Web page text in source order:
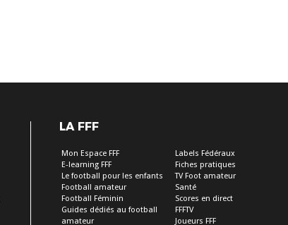
LA FFF
Mon Espace FFF
E-learning FFF
Le football pour les enfants
Football amateur
Football Féminin
Guides dédiés au football
amateur
Labels Fédéraux
Fiches pratiques
TV Foot amateur
Santé
Scores en direct
FFFTV
Joueurs FFF